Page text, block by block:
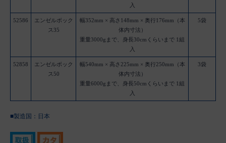
入
52586
エンゼルボック
ス35
幅352mm × 高さ148mm × 奥行176mm（本
体内寸法）
重量3000gまで、身長30cmくらいまで 1組
入
5袋
52858
エンゼルボック
ス50
幅540mm × 高さ225mm × 奥行250mm（本
体内寸法）
重量6000gまで、身長50cmくらいまで 1組
入
3袋
■製造国： 日本